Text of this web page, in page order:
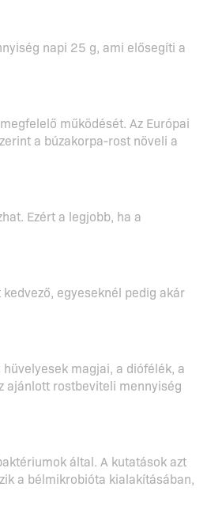
napi 25 g, ami elősegíti a
működését. Az Európai
a búzakorpa-rost növeli a
Ezért a legjobb, ha a
egyeseknél pedig akár
magjai, a diófélék, a
ajánlott rostbeviteli mennyiség
által. A kutatások azt
a bélmikrobióta kialakításában,